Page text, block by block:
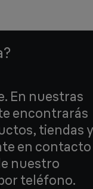
En nuestras
encontrarás
tiendas y
en contacto
nuestro
teléfono.